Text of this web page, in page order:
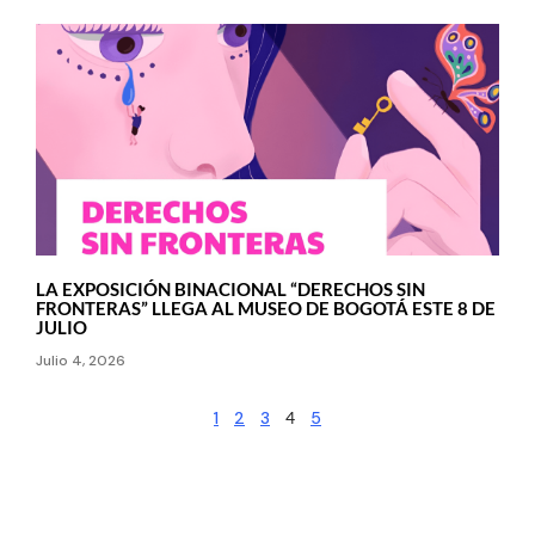
LA EXPOSICIÓN BINACIONAL “DERECHOS SIN
FRONTERAS” LLEGA AL MUSEO DE BOGOTÁ ESTE 8 DE
JULIO
Julio 4, 2026
1 2 3 4 5